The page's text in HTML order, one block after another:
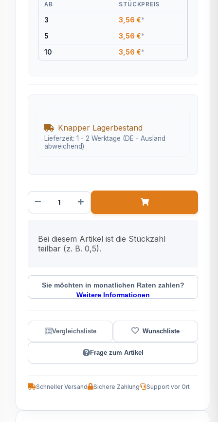
AB STÜCKPREIS
3 3,56 €*
5 3,56 €*
10 3,56 €*
Knapper Lagerbestand
Lieferzeit: 1 - 2 Werktage (DE - Ausland
abweichend)
Bei diesem Artikel ist die Stückzahl
teilbar (z. B. 0,5).
Sie möchten in monatlichen Raten zahlen?
Weitere Informationen
Frage zum Artikel
Schneller Versand Sichere Zahlung Support vor Ort